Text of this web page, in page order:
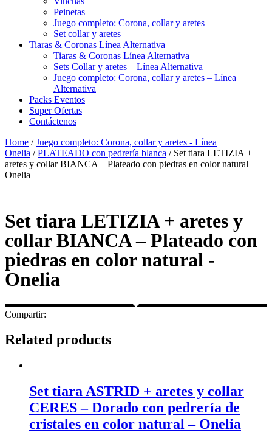
Peinetas
Juego completo: Corona, collar y aretes
Set collar y aretes
Tiaras & Coronas Línea Alternativa
Tiaras & Coronas Línea Alternativa
Sets Collar y aretes – Línea Alternativa
Juego completo: Corona, collar y aretes – Línea
Alternativa
Packs Eventos
Super Ofertas
Contáctenos
Home /Juego completo: Corona, collar y aretes - Línea
Onelia /PLATEADO con pedrería blanca / Set tiara LETIZIA +
aretes y collar BIANCA – Plateado con piedras en color natural –
Onelia
Set tiara LETIZIA + aretes y
collar BIANCA – Plateado con
piedras en color natural -
Onelia
Compartir:
Related products
Set tiara ASTRID + aretes y collar
CERES – Dorado con pedrería de
cristales en color natural – Onelia